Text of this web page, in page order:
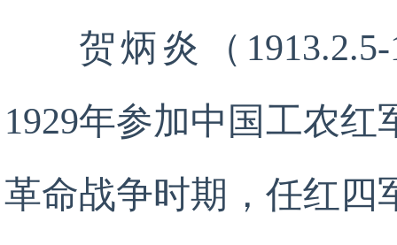
贺炳炎（
1929年参加中国工农
革命战争时期，任红四